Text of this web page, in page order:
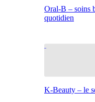
Oral-B – soins
quotidien
K-Beauty – le